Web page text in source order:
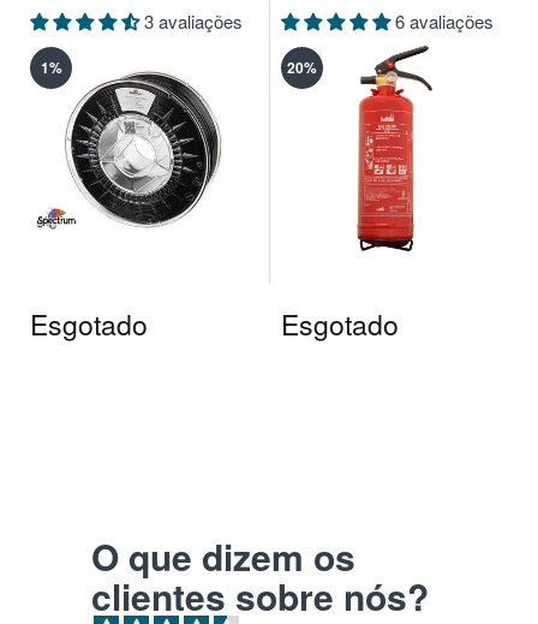
3 avaliações
1%
Esgotado
6 avaliações
20%
Esgotado
O que dizem os
clientes sobre nós?